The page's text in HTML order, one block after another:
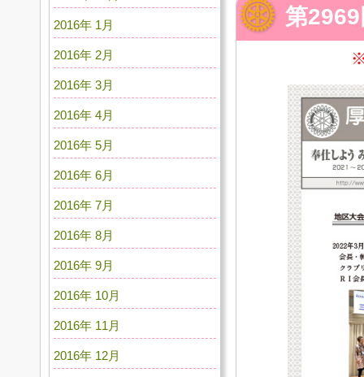
第
2016年 1月
2016年 2月
2016年 3月
2016年 4月
2016年 5月
2016年 6月
2016年 7月
2016年 8月
2016年 9月
2016年 10月
2016年 11月
2016年 12月